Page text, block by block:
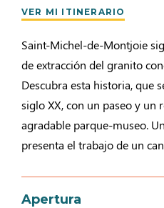
VER MI ITINERARIO
Saint-Michel-de-Montjoie
de extracción del granito
Descubra esta historia, que
siglo XX, con un paseo y un
agradable parque-museo.
presenta el trabajo de un
Apertura